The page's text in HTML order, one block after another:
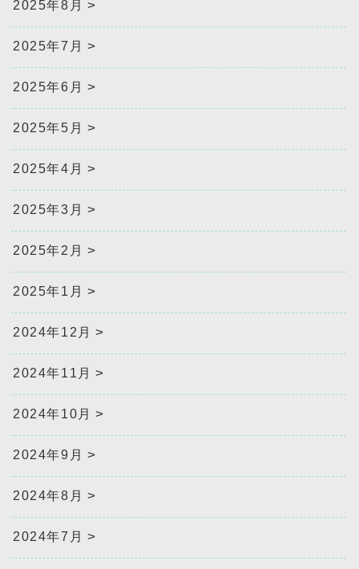
2025年8月
2025年7月
2025年6月
2025年5月
2025年4月
2025年3月
2025年2月
2025年1月
2024年12月
2024年11月
2024年10月
2024年9月
2024年8月
2024年7月